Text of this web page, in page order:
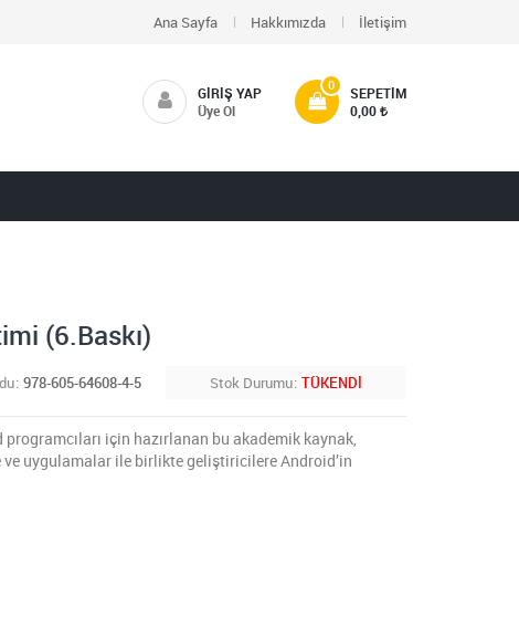
Ana Sayfa Hakkımızda İletişim
SEPETIM
0
0,00
GIRIŞ YAP
Üye Ol
(6.Baskı)
978-605-64608-4-5 Stok Durumu TÜKENDİ
için hazırlanan bu akademik kaynak,
uygulamalar ile birlikte geliştiricilere Android’in